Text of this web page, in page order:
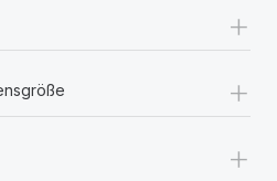
+
+
+